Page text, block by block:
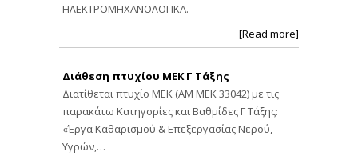
ΗΛΕΚΤΡΟΜΗΧΑΝΟΛΟΓΙΚΑ.
[Read more]
Διάθεση πτυχίου ΜΕΚ Γ Τάξης
Διατίθεται πτυχίο ΜΕΚ (ΑΜ ΜΕΚ 33042) με τις
παρακάτω Κατηγορίες και Βαθμίδες Γ Τάξης:
«Έργα Καθαρισμού & Επεξεργασίας Νερού,
Υγρών,…